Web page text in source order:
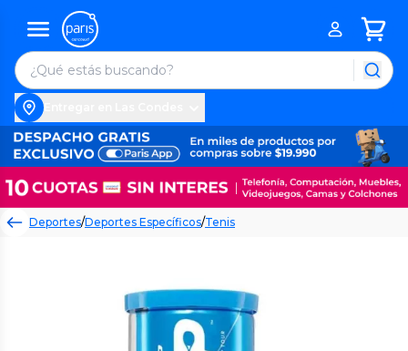
Deportes/Deportes Específicos/Tenis